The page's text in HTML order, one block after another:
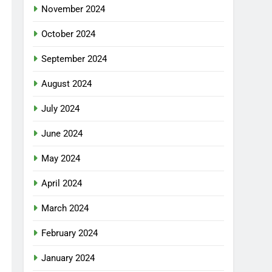
November 2024
October 2024
September 2024
August 2024
July 2024
June 2024
May 2024
April 2024
March 2024
February 2024
January 2024